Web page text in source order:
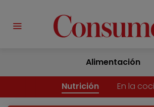
Alimentación
Nutrición En la